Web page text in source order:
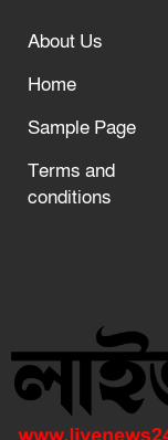
About Us
Home
Sample Page
Terms and
conditions